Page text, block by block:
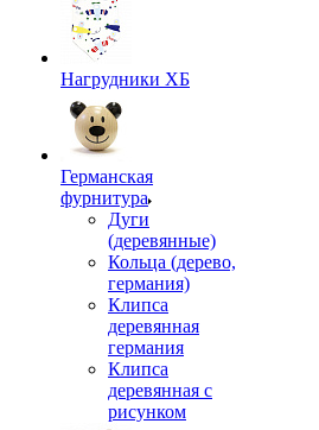
Нагрудники ХБ
Германская
фурнитура
Дуги
(деревянные)
Кольца (дерево,
германия)
Клипса
деревянная
германия
Клипса
деревянная с
рисунком